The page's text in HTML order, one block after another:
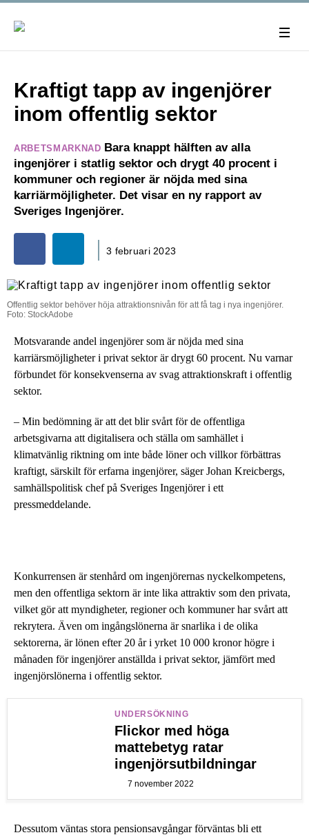
Kraftigt tapp av ingenjörer
inom offentlig sektor
ARBETSMARKNAD Bara knappt hälften av alla
ingenjörer i statlig sektor och drygt 40 procent i
kommuner och regioner är nöjda med sina
karriärmöjligheter. Det visar en ny rapport av
Sveriges Ingenjörer.
3 februari 2023
Offentlig sektor behöver höja attraktionsnivån för att få tag i nya ingenjörer.
Foto: StockAdobe
Motsvarande andel ingenjörer som är nöjda med sina
karriärsmöjligheter i privat sektor är drygt 60 procent. Nu varnar
förbundet för konsekvenserna av svag attraktionskraft i offentlig
sektor.
– Min bedömning är att det blir svårt för de offentliga
arbetsgivarna att digitalisera och ställa om samhället i
klimatvänlig riktning om inte både löner och villkor förbättras
kraftigt, särskilt för erfarna ingenjörer, säger Johan Kreicbergs,
samhällspolitisk chef på Sveriges Ingenjörer i ett
pressmeddelande.
Konkurrensen är stenhård om ingenjörernas nyckelkompetens,
men den offentliga sektorn är inte lika attraktiv som den privata,
vilket gör att myndigheter, regioner och kommuner har svårt att
rekrytera. Även om ingångslönerna är snarlika i de olika
sektorerna, är lönen efter 20 år i yrket 10 000 kronor högre i
månaden för ingenjörer anställda i privat sektor, jämfört med
ingenjörslönerna i offentlig sektor.
UNDERSÖKNING
Flickor med höga
mattebetyg ratar
ingenjörsutbildningar
7 november 2022
Dessutom väntas stora pensionsavgångar förväntas bli ett